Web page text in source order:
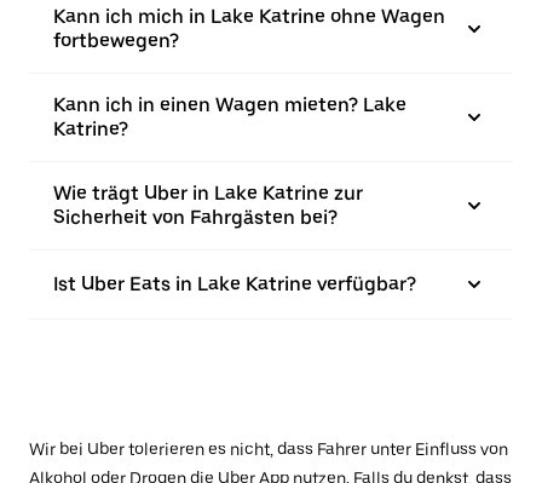
Kann ich mich in Lake Katrine ohne Wagen
fortbewegen?
Kann ich in einen Wagen mieten? Lake
Katrine?
Wie trägt Uber in Lake Katrine zur
Sicherheit von Fahrgästen bei?
Ist Uber Eats in Lake Katrine verfügbar?
Wir bei Uber tolerieren es nicht, dass Fahrer unter Einfluss von
Alkohol oder Drogen die Uber App nutzen. Falls du denkst, dass